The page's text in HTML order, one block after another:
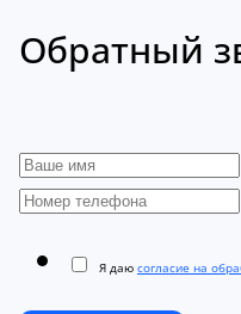
Обратный
Я даю согласие на